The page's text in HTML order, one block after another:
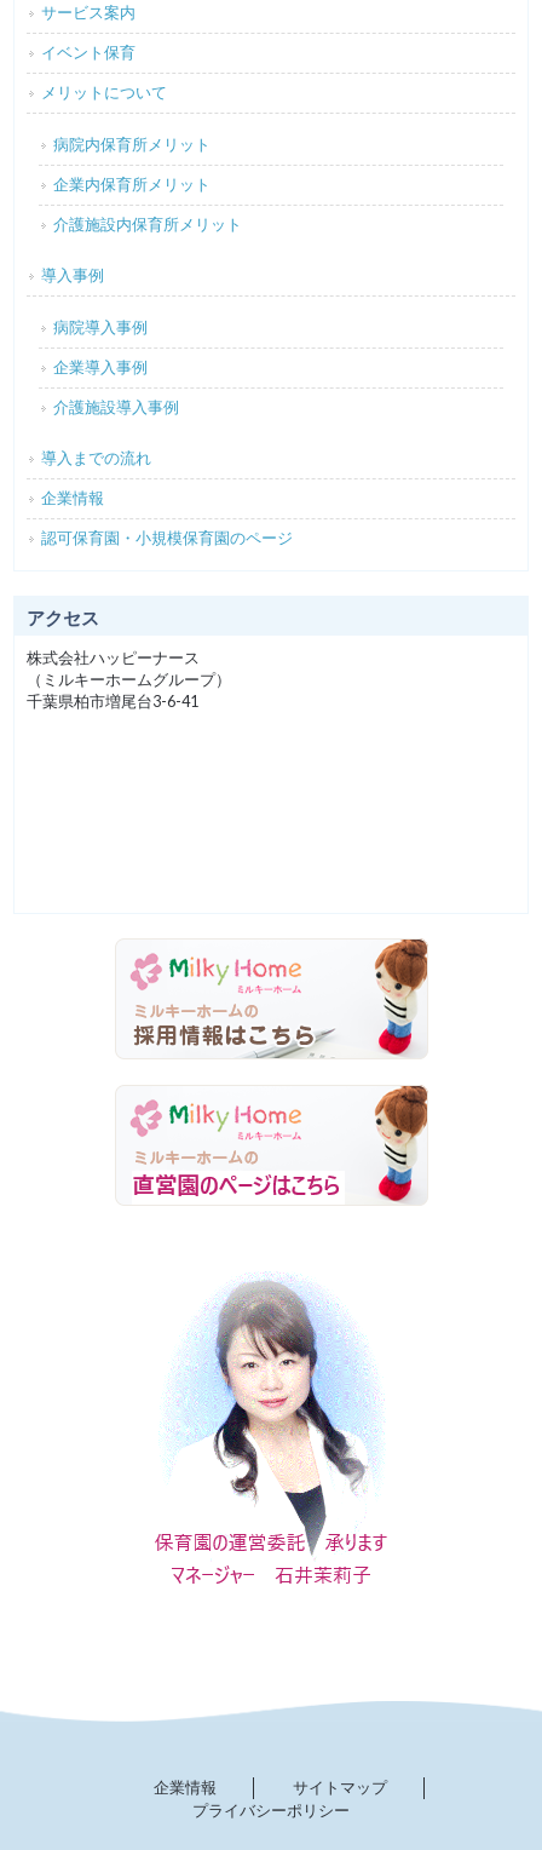
サービス案内
イベント保育
メリットについて
病院内保育所メリット
企業内保育所メリット
介護施設内保育所メリット
導入事例
病院導入事例
企業導入事例
介護施設導入事例
導入までの流れ
企業情報
認可保育園・小規模保育園のページ
アクセス
株式会社ハッピーナース
（ミルキーホームグループ）
千葉県柏市増尾台3-6-41
企業情報
サイトマップ
プライバシーポリシー